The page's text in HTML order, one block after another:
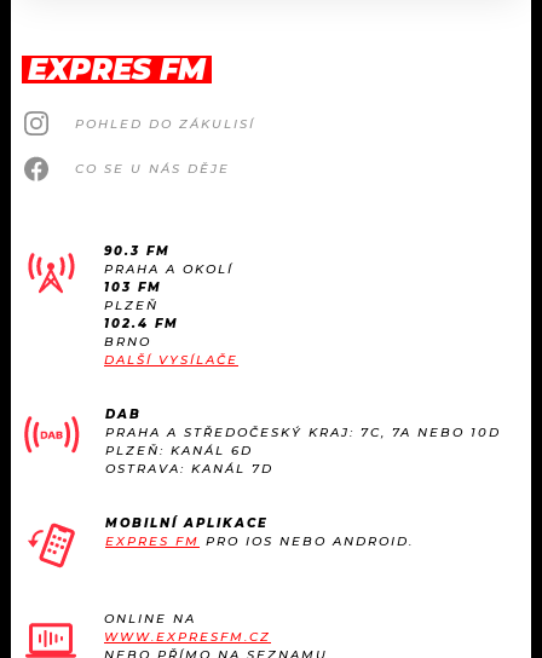
EXPRES FM
POHLED DO ZÁKULISÍ
CO SE U NÁS DĚJE
90.3 FM
PRAHA A OKOLÍ
103 FM
PLZEŇ
102.4 FM
BRNO
DALŠÍ VYSÍLAČE
DAB
PRAHA A STŘEDOČESKÝ KRAJ: 7C, 7A NEBO 10D
PLZEŇ: KANÁL 6D
OSTRAVA: KANÁL 7D
MOBILNÍ APLIKACE
EXPRES FM PRO IOS NEBO ANDROID.
ONLINE NA
WWW.EXPRESFM.CZ